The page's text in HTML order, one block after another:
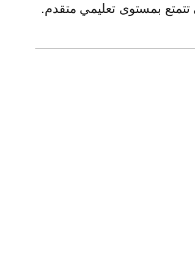
تتمتع بمستوى تعليمي متقدم.